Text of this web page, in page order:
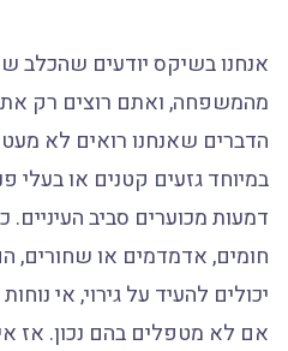
אנחנו בשיקס יודעים שהכלב
מהמשפחה, ואתם רוצים רק את
הדברים שאנחנו רואים לא
במיוחד גזעים קטנים או בעלי
דמעות מכוערים סביב העיניים.
חומים, אדמדמים או שחורים,
יכולים להעיד על גירוי, אי
אם לא מטפלים בהם נכון. אז